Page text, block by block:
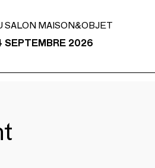
SALON MAISON&OBJET
SEPTEMBRE 2026